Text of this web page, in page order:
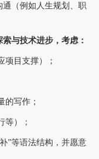
（例如人生规划、职
索与技术进步， 考虑：
项目支撑）；
的写作；
等）；
”等语法结构，并愿意